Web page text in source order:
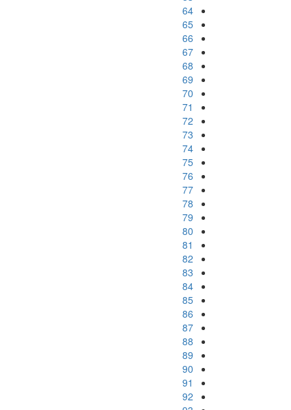
64
65
66
67
68
69
70
71
72
73
74
75
76
77
78
79
80
81
82
83
84
85
86
87
88
89
90
91
92